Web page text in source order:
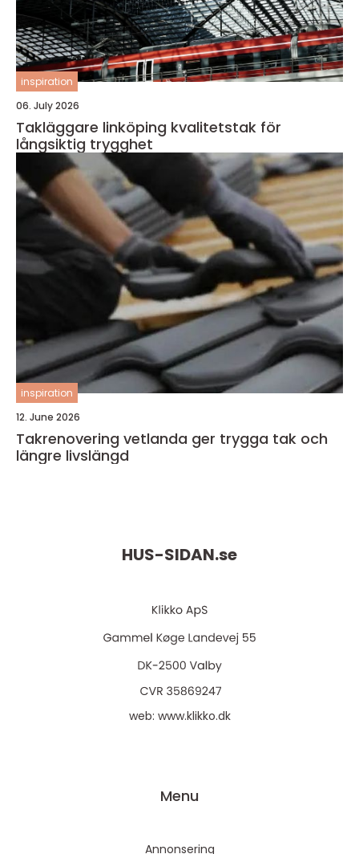
inspiration
06. July 2026
Takläggare linköping kvalitetstak för
långsiktig trygghet
inspiration
12. June 2026
Takrenovering vetlanda ger trygga tak och
längre livslängd
HUS-SIDAN.se
web: www.klikko.dk
Menu
Annonsering